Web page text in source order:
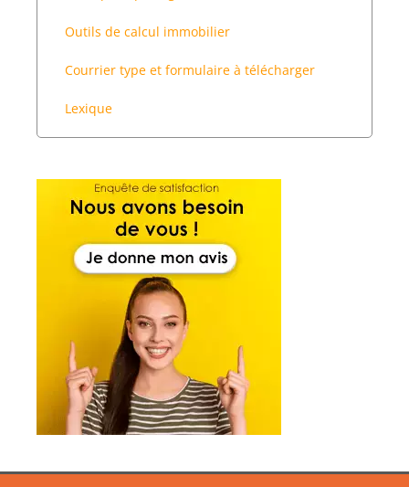
Outils de calcul immobilier
Courrier type et formulaire à télécharger
Lexique